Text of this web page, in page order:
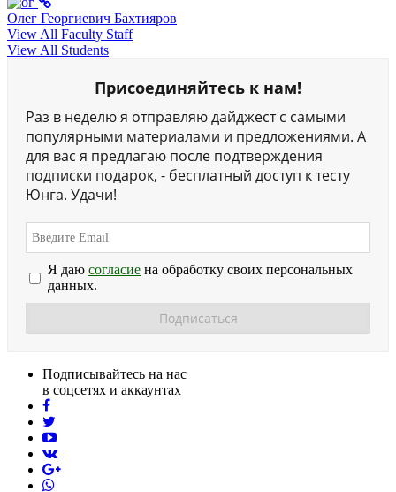
Олег Георгиевич Бахтияров
View All Faculty Staff
View All Students
Присоединяйтесь к нам!
Раз в неделю я отправляю дайджест с самыми
популярными материалами и предложениями. А
для вас я предлагаю после подтверждения
подписки подарок, - бесплатный доступ к тесту
Юнга. Удачи!
Я даю согласие на обработку своих персональных
данных.
Подписывайтесь на нас
в соцсетях и аккаунтах
facebook
youtube
vk